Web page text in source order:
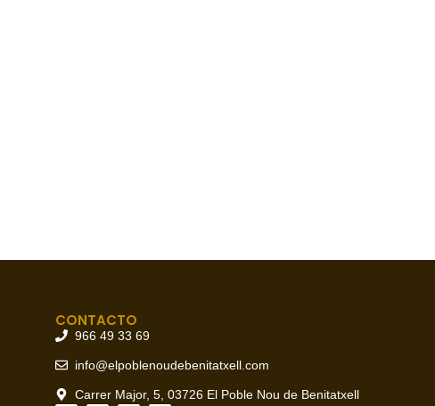
CONTACTO
966 49 33 69
info@elpoblenoudebenitatxell.com
Carrer Major, 5, 03726 El Poble Nou de Benitatxell